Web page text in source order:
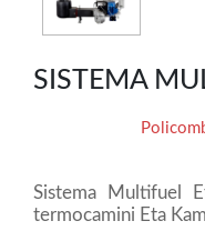
SISTEMA
Sistema Multifuel
termocamini Eta